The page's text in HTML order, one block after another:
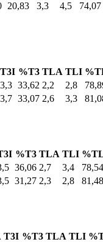
20,83 3,3 4,5 74,07
T3I %T3 TLA TLI
3,3 33,62 2,2 2,8
3,7 33,07 2,6 3,3
%T3 TLA TLI
36,06 2,7 3,4
78,54
31,27 2,3 2,8 81,48
T3I %T3 TLA TLI